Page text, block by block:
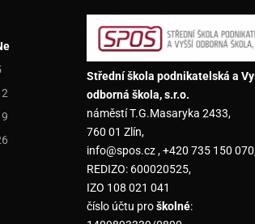
Střední škola podnikatelská a
odborná škola, s.r.o.
náměstí T.G.Masaryka 2433,
760 01 Zlín,
info@spos.cz , +420 735 150
REDIZO: 600020525,
IZO 108 021 041
číslo účtu proškolné: